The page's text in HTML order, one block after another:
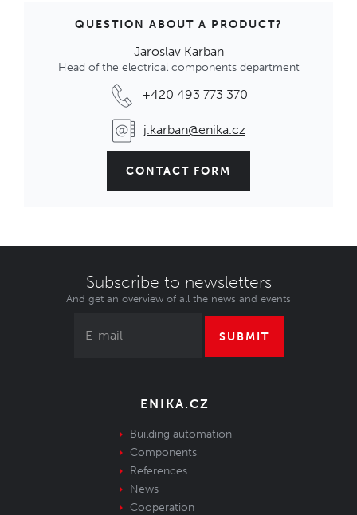
QUESTION ABOUT A PRODUCT?
Jaroslav Karban
Head of the electrical components department
+420 493 773 370
j.karban@enika.cz
CONTACT FORM
Subscribe to newsletters
And get an overview of all the news and events
SUBMIT
ENIKA.CZ
Building automation
Components
References
News
Cooperation